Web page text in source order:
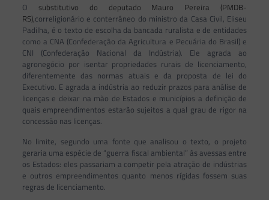
O substitutivo do deputado Mauro Pereira (PMDB-
RS),correligionário e conterrâneo do ministro da Casa Civil, Eliseu
Padilha, é o texto de escolha da bancada ruralista e de entidades
como a CNA (Confederação da Agricultura e Pecuária do Brasil) e
CNI (Confederação Nacional da Indústria). Ele agrada ao
agronegócio por isentar propriedades rurais de licenciamento,
diferentemente das normas atuais e da proposta de lei do
Executivo. E agrada a indústria ao reduzir prazos para análise de
licenças e deixar na mão de Estados e municípios a definição de
quais empreendimentos estarão sujeitos a qual grau de rigor na
concessão nas licenças.
No limite, segundo uma fonte que analisou o texto, o projeto
geraria uma espécie de “guerra fiscal ambiental” às avessas entre
os Estados: eles passariam a competir pela atração de indústrias
e outros empreendimentos quanto menos rígidas fossem suas
regras de licenciamento.